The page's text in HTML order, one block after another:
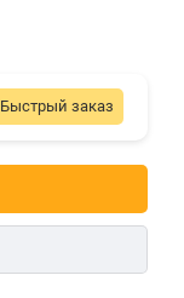
Быстрый заказ